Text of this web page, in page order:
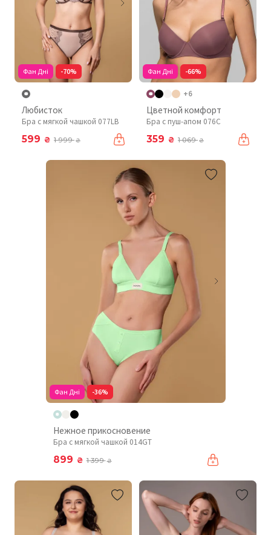
Фан Дні -70%
Любисток
Бра с мягкой чашкой 077LB
599 ₴ 1 999₴
Фан Дні -66%
+6
Цветной комфорт
Бра с пуш-апом 076C
359 ₴ 1 069₴
Фан Дні -36%
Нежное прикосновение
Бра с мягкой чашкой 014GT
899 ₴ 1 399₴